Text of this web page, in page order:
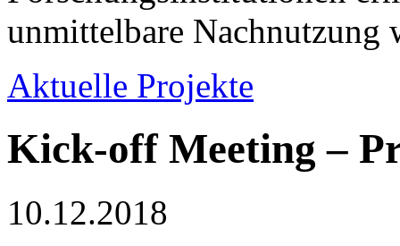
unmittelbare Nachnutzung
Aktuelle Projekte
Kick-off Meeting –
10.12.2018